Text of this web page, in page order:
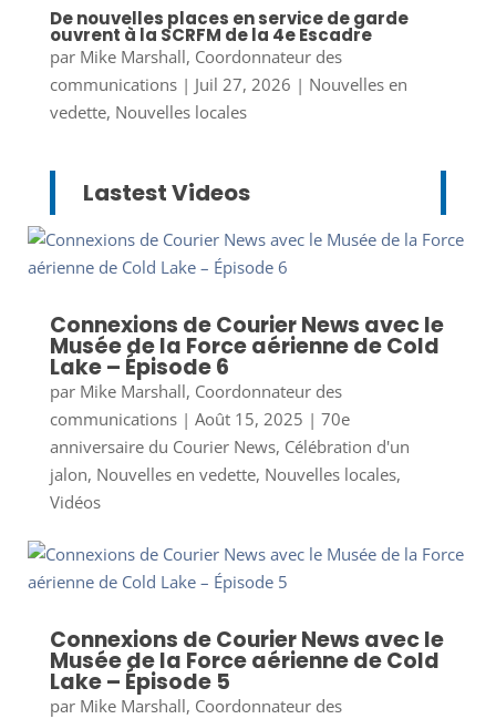
De nouvelles places en service de garde
ouvrent à la SCRFM de la 4e Escadre
par Mike Marshall, Coordonnateur des
communications| Juil 27, 2026 | Nouvelles en
vedette, Nouvelles locales
Lastest Videos
Connexions de Courier News avec le
Musée de la Force aérienne de Cold
Lake – Épisode 6
par Mike Marshall, Coordonnateur des
communications| Août 15, 2025 | 70e
anniversaire du Courier News, Célébration d'un
jalon, Nouvelles en vedette, Nouvelles locales,
Vidéos
Connexions de Courier News avec le
Musée de la Force aérienne de Cold
Lake – Épisode 5
par Mike Marshall, Coordonnateur des